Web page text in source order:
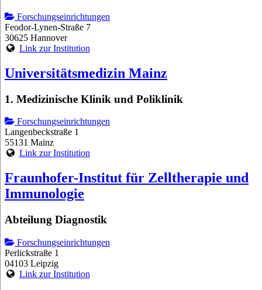
Forschungseinrichtungen
Feodor-Lynen-Straße 7
30625 Hannover
Link zur Institution
Universitätsmedizin Mainz
1. Medizinische Klinik und Poliklinik
Forschungseinrichtungen
Langenbeckstraße 1
55131 Mainz
Link zur Institution
Fraunhofer-Institut für Zelltherapie und
Immunologie
Abteilung Diagnostik
Forschungseinrichtungen
Perlickstraße 1
04103 Leipzig
Link zur Institution